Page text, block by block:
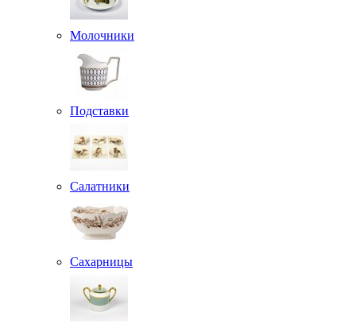
Молочники
Подставки
Салатники
Сахарницы